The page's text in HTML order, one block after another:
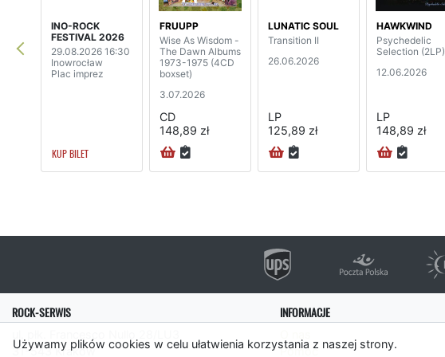
Używamy plików cookies w celu ułatwienia korzystania z naszej strony.
INO-ROCK
FESTIVAL 2026
29.08.2026 16:30
Inowrocław
Plac imprez
KUP BILET
FRUUPP
Wise As Wisdom -
The Dawn Albums
1973-1975 (4CD
boxset)
3.07.2026
CD
148,89 zł
LUNATIC SOUL
Transition II
26.06.2026
LP
125,89 zł
HAWKWIND
Psychedelic
Selection (2LP)
12.06.2026
LP
148,89 zł
ROCK-SERWIS
31-543 Kraków
INFORMACJE
Pomoc